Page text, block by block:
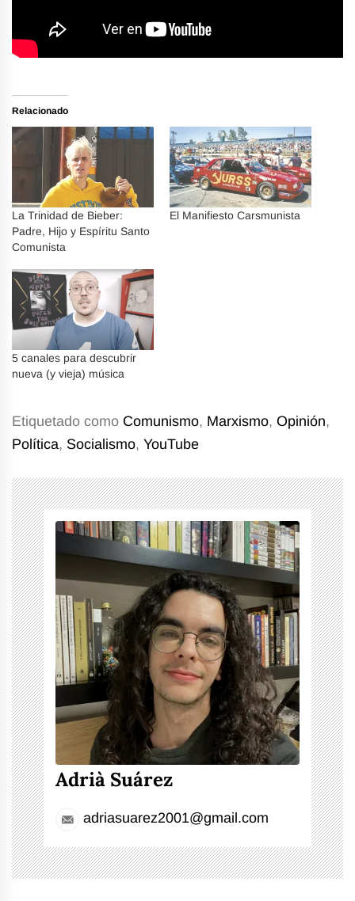
Relacionado
La Trinidad de Bieber:
Padre, Hijo y Espíritu Santo
Comunista
El Manifiesto Carsmunista
5 canales para descubrir
nueva (y vieja) música
Etiquetado como Comunismo, Marxismo, Opinión,
Política, Socialismo, YouTube
Adrià Suárez
adriasuarez2001@gmail.com